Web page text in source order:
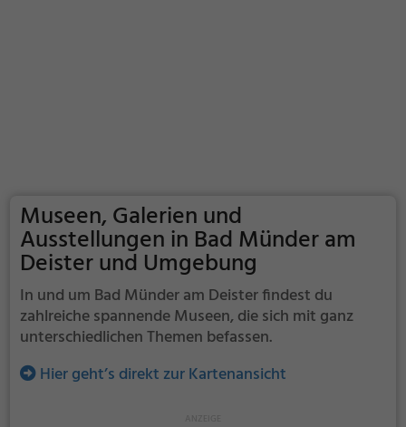
Museen, Galerien und
Ausstellungen in Bad Münder am
Deister und Umgebung
In und um Bad Münder am Deister findest du
zahlreiche spannende Museen, die sich mit ganz
unterschiedlichen Themen befassen.
Hier geht’s direkt zur Kartenansicht